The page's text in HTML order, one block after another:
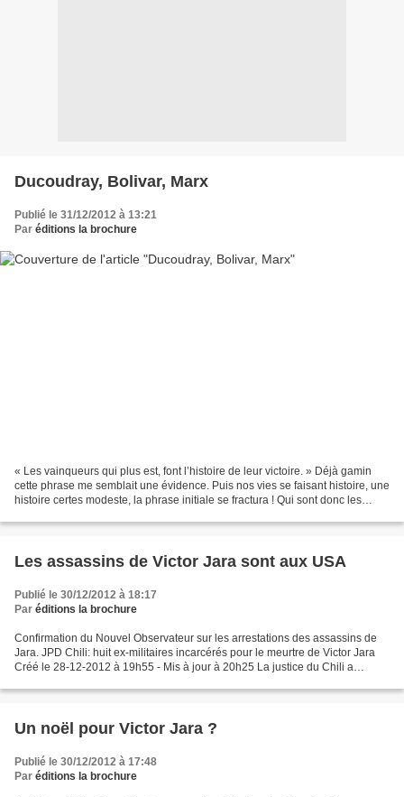
Ducoudray, Bolivar, Marx
Publié le 31/12/2012 à 13:21
Par éditions la brochure
« Les vainqueurs qui plus est, font l’histoire de leur victoire. » Déjà gamin
cette phrase me semblait une évidence. Puis nos vies se faisant histoire, une
histoire certes modeste, la phrase initiale se fractura ! Qui sont donc les
Les assassins de Victor Jara sont aux USA
Publié le 30/12/2012 à 18:17
Par éditions la brochure
Confirmation du Nouvel Observateur sur les arrestations des assassins de
Jara. JPD Chili: huit ex-militaires incarcérés pour le meurtre de Victor Jara
Créé le 28-12-2012 à 19h55 - Mis à jour à 20h25 La justice du Chili a
Un noël pour Victor Jara ?
Publié le 30/12/2012 à 17:48
Par éditions la brochure